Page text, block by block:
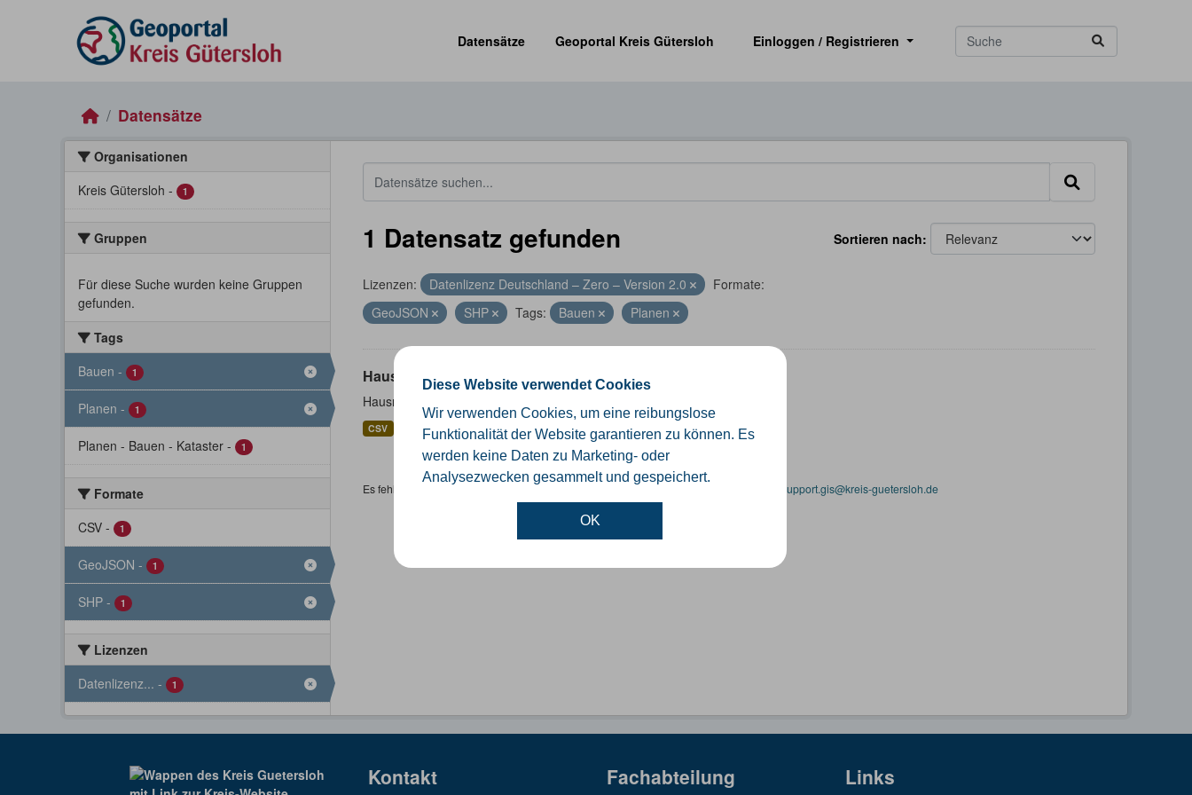
Diese Website verwendet Cookies
Wir verwenden Cookies, um eine reibungslose
Funktionalität der Website garantieren zu können. Es
werden keine Daten zu Marketing- oder
Analysezwecken gesammelt und gespeichert.
OK
Datensätze
Geoportal Kreis Gütersloh Einloggen / Registrieren
Datensätze
Organisationen
Kreis Gütersloh - 1
Gruppen
Für diese Suche wurden keine Gruppen
gefunden.
Tags
Bauen - 1
Planen - 1
Planen - Bauen - Kataster - 1
Formate
CSV - 1
GeoJSON - 1
SHP - 1
Lizenzen
Datenlizenz... - 1
Sortieren nach
1 Datensatz gefunden
Lizenzen: Datenlizenz Deutschland – Zero – Version 2.0
Formate:
GeoJSON
SHP Tags: Bauen Planen
Hausnummernkoordinaten
Hausnummernkoordinaten abgeleitet aus dem ALKIS-Bestand
CSV GeoJSON SHP
Es fehlen spezifische Datensätze? Wenden Sie sich bitte an einen Administrator unter: support.gis@kreis-guetersloh.de
Kontakt Fachabteilung Links